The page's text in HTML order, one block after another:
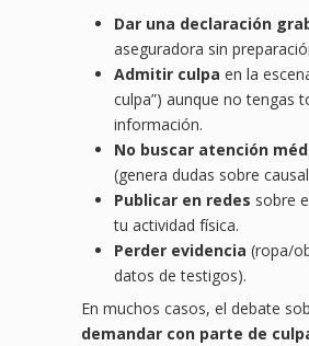
Dar una declaración
aseguradora sin
Admitir culpa en la
culpa”) aunque no tengas
información.
No buscar atención
(genera dudas sobre
Publicar en redes sobre
tu actividad física.
Perder evidencia (ropa/
datos de testigos).
En muchos casos, el debate
demandar con parte de